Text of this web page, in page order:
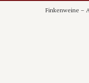
PhilipponnatFinkenweine –